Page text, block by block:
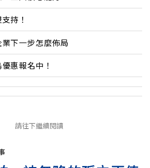
持！
下一步怎麼佈局
惠報名中！
請往下繼續閱讀